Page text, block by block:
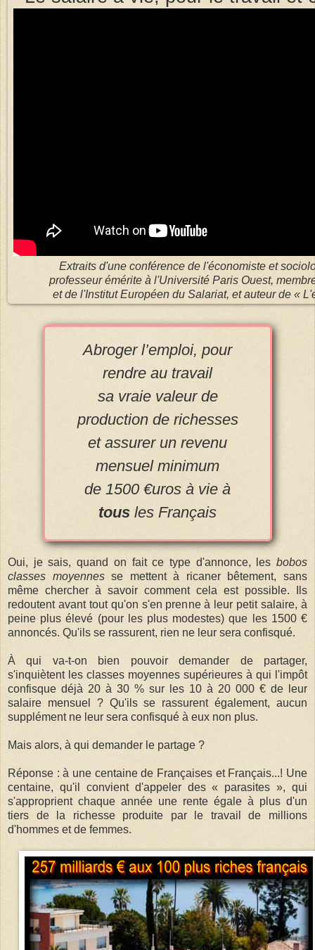
Extraits d'une conférence de l'économiste et
professeur émérite à l'Université Paris Ouest,
et de l'Institut Européen du Salariat, et auteur de «
Abroger l’emploi, pour
rendre au travail
sa vraie valeur de
production de richesses
et assurer un revenu
mensuel minimum
de 1500 €uros à vie à
tous les Français
Oui, je sais, quand on fait ce type d'annonce, les bobos
classes moyennesse mettent à ricaner bêtement, sans
même chercher à savoir comment cela est possible. Ils
redoutent avant tout qu'on s'en prenne à leur petit salaire, à
peine plus élevé (pour les plus modestes) que les 1500 €
annoncés. Qu'ils se rassurent, rien ne leur sera confisqué.
À qui va-t-on bien pouvoir demander de partager,
s'inquiètent les classes moyennes supérieures à qui l'impôt
confisque déjà 20 à 30 % sur les 10 à 20 000 € de leur
salaire mensuel ? Qu'ils se rassurent également, aucun
supplément ne leur sera confisqué à eux non plus.
Mais alors, à qui demander le partage ?
Réponse : à une centaine de Françaises et Français...! Une
centaine, qu'il convient d'appeler des « parasites », qui
s'approprient chaque année une rente égale à plus d'un
tiers de la richesse produite par le travail de millions
d'hommes et de femmes.